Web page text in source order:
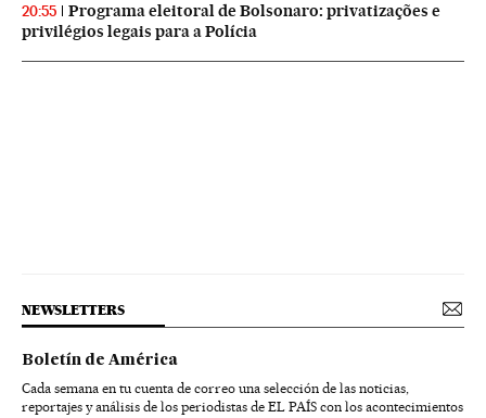
20:55
Programa eleitoral de Bolsonaro: privatizações e
privilégios legais para a Polícia
NEWSLETTERS
Boletín de América
Cada semana en tu cuenta de correo una selección de las noticias,
reportajes y análisis de los periodistas de EL PAÍS con los acontecimientos